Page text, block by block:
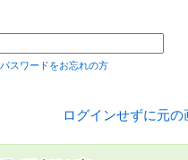
パスワードをお忘れの方
ログインせずに元の